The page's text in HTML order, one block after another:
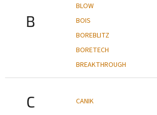
B
BLOW
BOIS
BOREBLITZ
BORETECH
BREAKTHROUGH
C CANIK